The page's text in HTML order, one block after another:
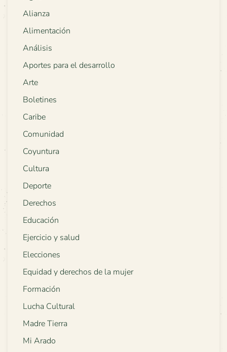
Alianza
Alimentación
Análisis
Aportes para el desarrollo
Arte
Boletines
Caribe
Comunidad
Coyuntura
Cultura
Deporte
Derechos
Educación
Ejercicio y salud
Elecciones
Equidad y derechos de la mujer
Formación
Lucha Cultural
Madre Tierra
Mi Arado